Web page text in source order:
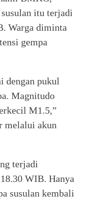
itu terjadi
Warga diminta
gempa
dengan pukul
Magnitudo
M1.5,”
melalui akun
terjadi
WIB. Hanya
susulan kembali